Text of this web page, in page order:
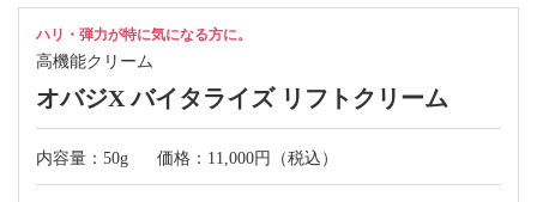
ハリ・弾力が特に気になる方に。
高機能クリーム
オバジX バイタライズ リフトクリーム
内容量：50g 価格：11,000円（税込）